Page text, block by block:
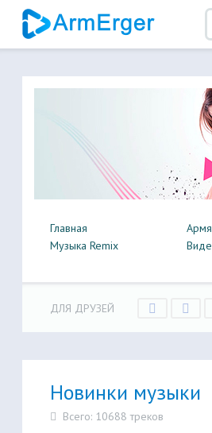
Главная
Музыка Remix
ДЛЯ ДРУЗЕЙ
Новинки музыки
Всего: 10688 треков